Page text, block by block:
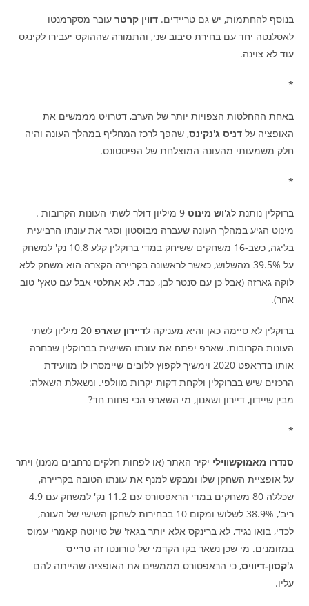
בנוסף להחתמות, יש גם טריידים.דווין קרטר עובר מסקרמנטו
לאטלנטה יחד עם בחירת סיבוב שני, והתמורה שההוקס יעבירו לקינגס
עוד לא צוינה.
*
באחת ההחלטות הצפויות יותר של הערב, דטרויט מממשים את
האופציה עלדניס ג'נקינס, שהפך לרכז המחליף במהלך העונה והיה
חלק משמעותי מהעונה המוצלחת של הפיסטונס.
*
ברוקלין נותנת לג'וש מינוט
9 מיליון דולר לשתי העונות הקרובות .
מינוט הגיע במהלך העונה שעברה מבוסטון וסגר את עונתו הרביעית
בליגה, כשב-16 משחקים ששיחק במדי ברוקלין קלע 10.8 נק' למשחק
על 39.5% מהשלוש, כאשר לראשונה בקריירה הקצרה הוא משחק ללא
לוקה גארזה (אבל כן עם סנטר לבן, כבד, לא אתלטי אבל עם טאץ' טוב
אחר).
ברוקלין לא סיימה כאן והיא מעניקה לדיירון שארפ
20 מיליון לשתי
העונות הקרובות. שארפ יפתח את עונתו השישית בברוקלין שבחרה
אותו בדראפט 2020 וימשיך לקפוץ ללובים שיימסרו לו מוועידת
הרכזים שיש בברוקלין ולקחת דקות יקרות מוולפי. ונשאלת השאלה:
מבין שיידון, דיירון ושאנון, מי השארפ הכי פחות חד?
*
סנדרו מאמוקשווילי יקיר האתר (או לפחות חלקים נרחבים ממנו) ויתר
על אופציית השחקן שלו ומבקש למנף את עונתו הטובה בקריירה,
שכללה 80 משחקים במדי הראפטורס עם 11.2 נק' למשחק עם 4.9
ריב', 38.9% לשלוש ומקום 10 בבחירות לשחקן השישי של העונה,
לכדי, בואו נגיד, לא ברינקס אלא יותר בגאז' של טויוטה קאמרי עמוס
במזומנים. מי שכן נשאר בקו הקדמי של טורונטו זה טרייס
ג'קסון-דיוויס, כי הראפטורס מממשים את האופציה שהייתה להם
עליו.